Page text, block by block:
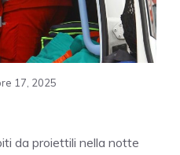
17, 2025
da proiettili nella notte